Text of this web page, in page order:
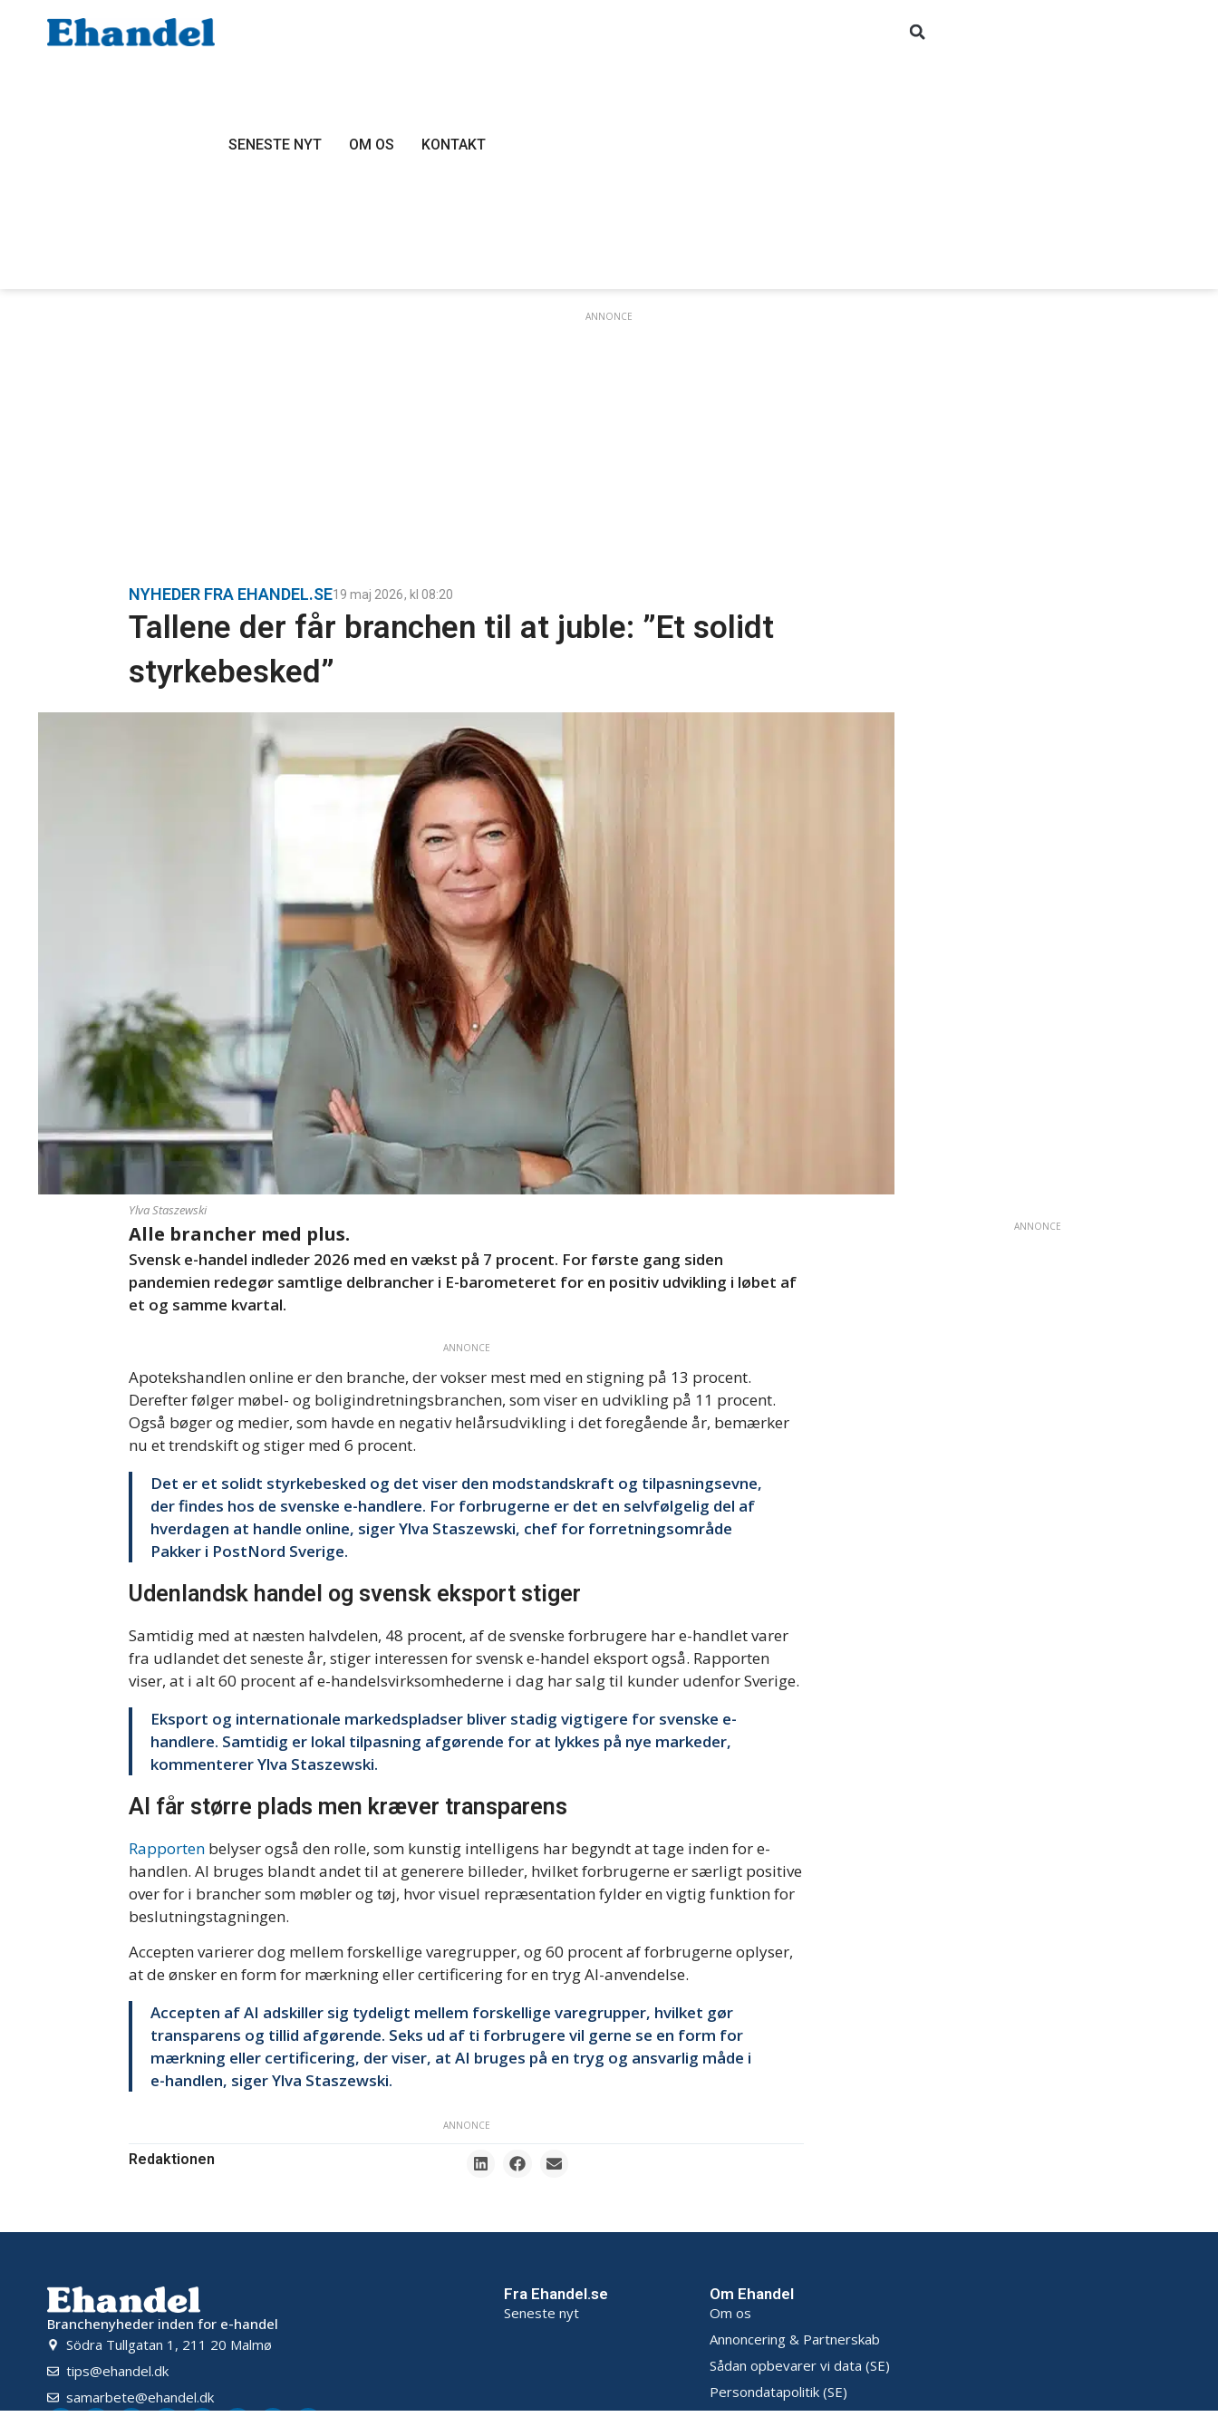
SENESTE NYT OM OS KONTAKT
ANNONCE
NYHEDER FRA EHANDEL.SE19 maj 2026, kl 08:20
Tallene der får branchen til at juble: ”Et solidt
styrkebesked”
Ylva Staszewski
Alle brancher med plus.
Svensk e-handel indleder 2026 med en vækst på 7 procent. For første gang siden
pandemien redegør samtlige delbrancher i E-barometeret for en positiv udvikling i løbet af
et og samme kvartal.
ANNONCE
Apotekshandlen online er den branche, der vokser mest med en stigning på 13 procent.
Derefter følger møbel- og boligindretningsbranchen, som viser en udvikling på 11 procent.
Også bøger og medier, som havde en negativ helårsudvikling i det foregående år, bemærker
nu et trendskift og stiger med 6 procent.
Det er et solidt styrkebesked og det viser den modstandskraft og tilpasningsevne,
der findes hos de svenske e-handlere. For forbrugerne er det en selvfølgelig del af
hverdagen at handle online, siger Ylva Staszewski, chef for forretningsområde
Pakker i PostNord Sverige.
Udenlandsk handel og svensk eksport stiger
Samtidig med at næsten halvdelen, 48 procent, af de svenske forbrugere har e-handlet varer
fra udlandet det seneste år, stiger interessen for svensk e-handel eksport også. Rapporten
viser, at i alt 60 procent af e-handelsvirksomhederne i dag har salg til kunder udenfor Sverige.
Eksport og internationale markedspladser bliver stadig vigtigere for svenske e-
handlere. Samtidig er lokal tilpasning afgørende for at lykkes på nye markeder,
kommenterer Ylva Staszewski.
AI får større plads men kræver transparens
Rapporten belyser også den rolle, som kunstig intelligens har begyndt at tage inden for e-
handlen. AI bruges blandt andet til at generere billeder, hvilket forbrugerne er særligt positive
over for i brancher som møbler og tøj, hvor visuel repræsentation fylder en vigtig funktion for
beslutningstagningen.
Accepten varierer dog mellem forskellige varegrupper, og 60 procent af forbrugerne oplyser,
at de ønsker en form for mærkning eller certificering for en tryg AI-anvendelse.
Accepten af AI adskiller sig tydeligt mellem forskellige varegrupper, hvilket gør
transparens og tillid afgørende. Seks ud af ti forbrugere vil gerne se en form for
mærkning eller certificering, der viser, at AI bruges på en tryg og ansvarlig måde i
e-handlen, siger Ylva Staszewski.
ANNONCE
Redaktionen
ANNONCE
Branchenyheder inden for e-handel
Södra Tullgatan 1, 211 20 Malmø
tips@ehandel.dk
samarbete@ehandel.dk
Fra Ehandel.se
Seneste nyt
Om Ehandel
Om os
Annoncering & Partnerskab
Sådan opbevarer vi data (SE)
Persondatapolitik (SE)